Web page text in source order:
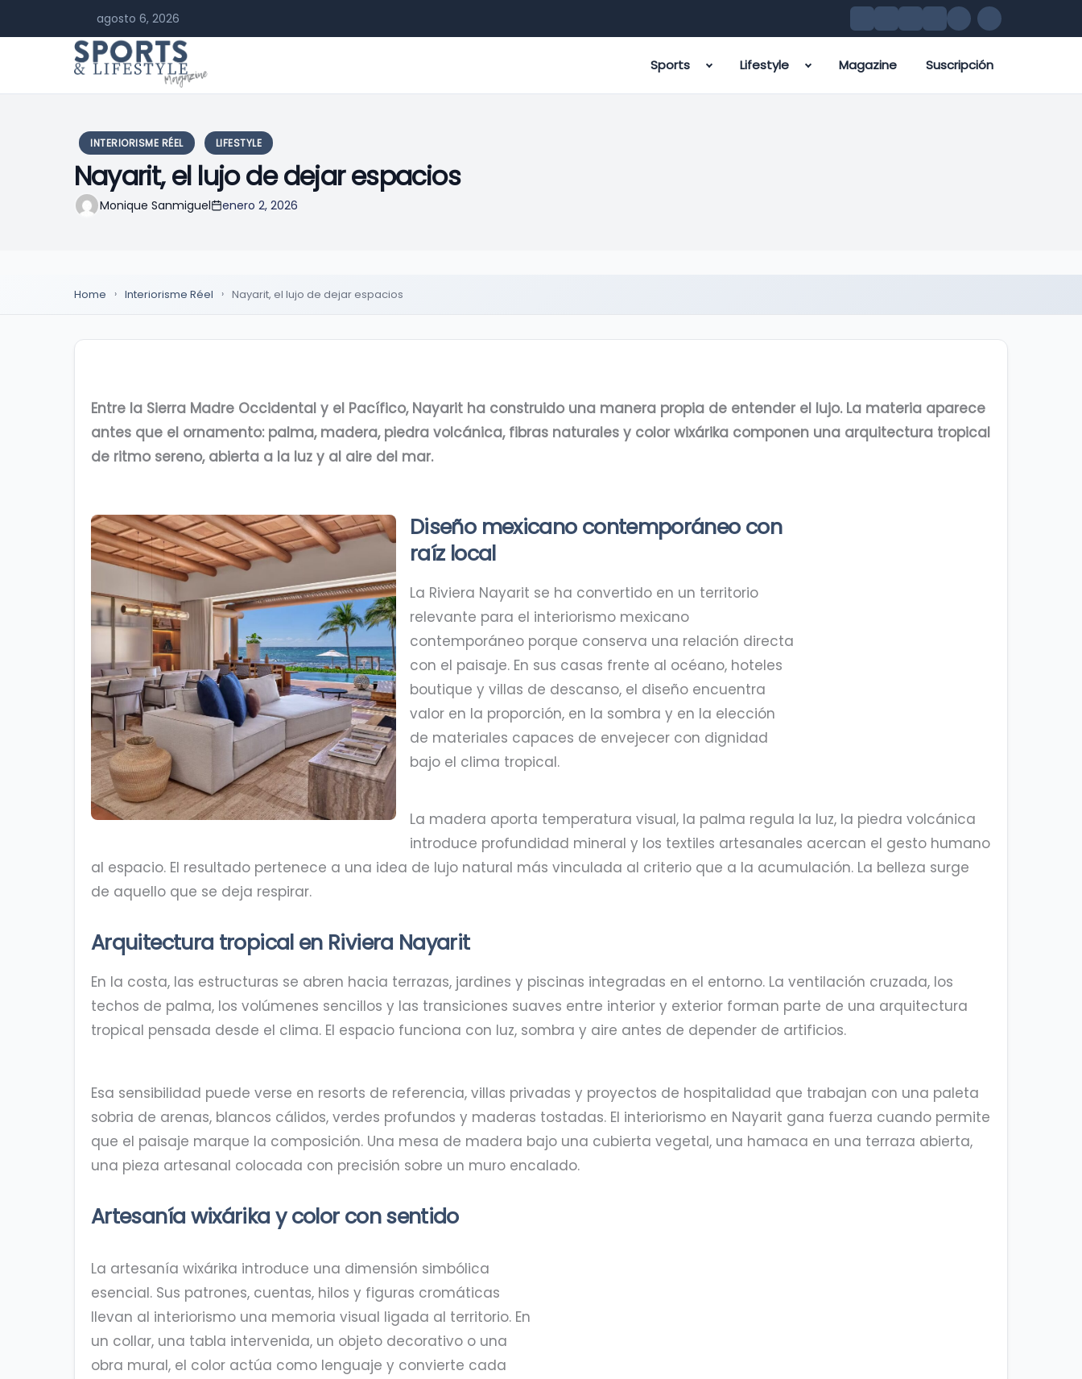
agosto 6, 2026
Sports Lifestyle Magazine Suscripción
INTERIORISME RÉEL LIFESTYLE
Nayarit, el lujo de dejar espacios
Monique Sanmiguel enero 2, 2026
Home Interiorisme Réel Nayarit, el lujo de dejar espacios
Entre la Sierra Madre Occidental y el Pacífico, Nayarit ha construido una manera propia de entender el lujo. La materia aparece
antes que el ornamento: palma, madera, piedra volcánica, fibras naturales y color wixárika componen una arquitectura tropical
de ritmo sereno, abierta a la luz y al aire del mar.
Diseño mexicano contemporáneo con
raíz local
La Riviera Nayarit se ha convertido en un territorio
relevante para el interiorismo mexicano
contemporáneo porque conserva una relación directa
con el paisaje. En sus casas frente al océano, hoteles
boutique y villas de descanso, el diseño encuentra
valor en la proporción, en la sombra y en la elección
de materiales capaces de envejecer con dignidad
bajo el clima tropical.
La madera aporta temperatura visual, la palma regula la luz, la piedra volcánica
introduce profundidad mineral y los textiles artesanales acercan el gesto humano
al espacio. El resultado pertenece a una idea de lujo natural más vinculada al criterio que a la acumulación. La belleza surge
de aquello que se deja respirar.
Arquitectura tropical en Riviera Nayarit
En la costa, las estructuras se abren hacia terrazas, jardines y piscinas integradas en el entorno. La ventilación cruzada, los
techos de palma, los volúmenes sencillos y las transiciones suaves entre interior y exterior forman parte de una arquitectura
tropical pensada desde el clima. El espacio funciona con luz, sombra y aire antes de depender de artificios.
Esa sensibilidad puede verse en resorts de referencia, villas privadas y proyectos de hospitalidad que trabajan con una paleta
sobria de arenas, blancos cálidos, verdes profundos y maderas tostadas. El interiorismo en Nayarit gana fuerza cuando permite
que el paisaje marque la composición. Una mesa de madera bajo una cubierta vegetal, una hamaca en una terraza abierta,
una pieza artesanal colocada con precisión sobre un muro encalado.
Artesanía wixárika y color con sentido
La artesanía wixárika introduce una dimensión simbólica
esencial. Sus patrones, cuentas, hilos y figuras cromáticas
llevan al interiorismo una memoria visual ligada al territorio. En
un collar, una tabla intervenida, un objeto decorativo o una
obra mural, el color actúa como lenguaje y convierte cada